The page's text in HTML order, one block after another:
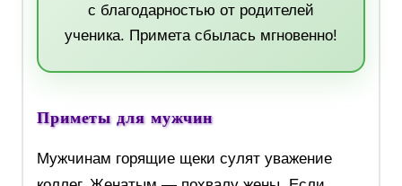
с благодарностью от родителей
ученика. Примета сбылась мгновенно!
Приметы для мужчин
Мужчинам горящие щеки сулят уважение